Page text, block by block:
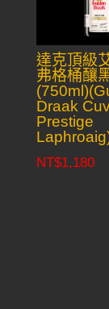
達克頂級
弗格桶釀
Draak
Prestige
NT$1,180